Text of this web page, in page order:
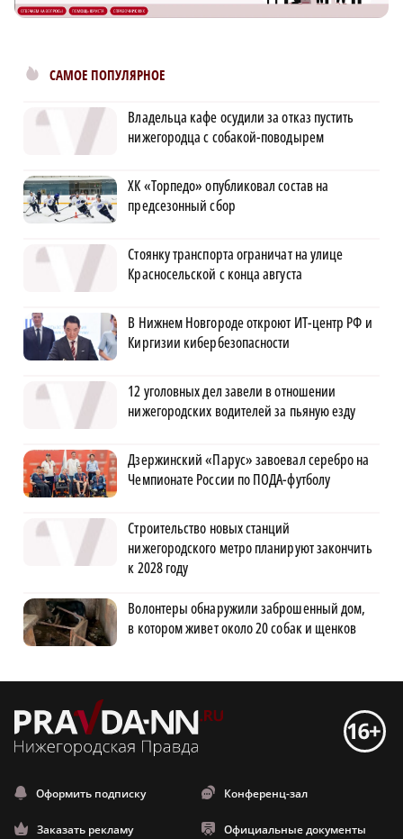
САМОЕ ПОПУЛЯРНОЕ
Владельца кафе осудили за отказ пустить
нижегородца с собакой-поводырем
ХК «Торпедо» опубликовал состав на
предсезонный сбор
Стоянку транспорта ограничат на улице
Красносельской с конца августа
В Нижнем Новгороде откроют ИТ-центр РФ и
Киргизии кибербезопасности
12 уголовных дел завели в отношении
нижегородских водителей за пьяную езду
Дзержинский «Парус» завоевал серебро на
Чемпионате России по ПОДА-футболу
Строительство новых станций
нижегородского метро планируют закончить
к 2028 году
Волонтеры обнаружили заброшенный дом,
в котором живет около 20 собак и щенков
Оформить подписку Конференц-зал
Заказать рекламу Официальные документы